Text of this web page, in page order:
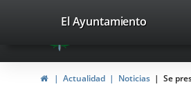
Portal
Web
del
valladolid.es
El Ayuntamiento
InicioActualidad Noticias Se